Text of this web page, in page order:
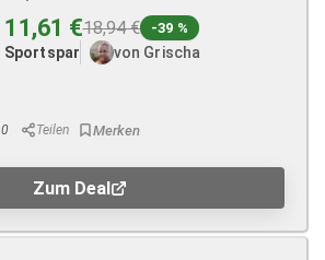
11,61 €18,94 € -39 %
Sportspar von Grischa
0 Teilen
Zum Deal